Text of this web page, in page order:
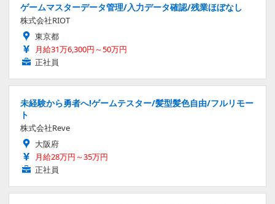
ゲームマスターデータ管理/入力データ確認/残業ほぼなし
株式会社RIOT
東京都
月給31万6,300円～50万円
正社員
未経験から勇者へ!ゲームテスター/髪型髪色自由/フルリモー
ト
株式会社Reve
大阪府
月給28万円～35万円
正社員